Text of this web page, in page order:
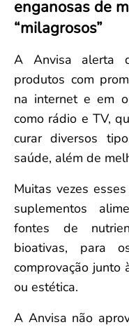
Convenção Coletiva 2025/
Consulta de Farmacêuticos e
Saúde Pública e Indígena
Calendário Eleitoral
Candidatos
Votação
Dúvidas Frequentes
Eleições Anteriores
enganosas de
“milagrosos”
A Anvisa alerta
produtos com
na internet e em
como rádio e TV,
curar diversos
saúde, além de
Muitas vezes
suplementos
fontes de
bioativas, para
comprovação junto
ou estética.
A Anvisa não